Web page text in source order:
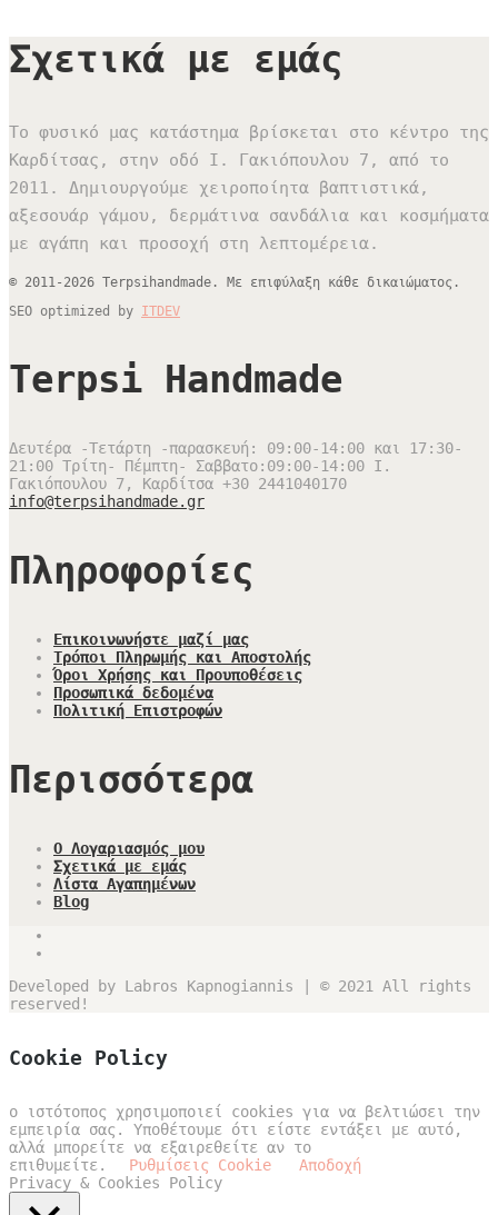
Σχετικά με εμάς
Το φυσικό μας κατάστημα βρίσκεται στο κέντρο της
Καρδίτσας, στην οδό Ι. Γακιόπουλου 7, από το
2011. Δημιουργούμε χειροποίητα βαπτιστικά,
αξεσουάρ γάμου, δερμάτινα σανδάλια και κοσμήματα
με αγάπη και προσοχή στη λεπτομέρεια.
© 2011-2026 Terpsihandmade. Με επιφύλαξη κάθε δικαιώματος.
SEO optimized by ITDEV
Terpsi Handmade
Δευτέρα -Τετάρτη -παρασκευή: 09:00-14:00 και 17:30-
21:00 Τρίτη- Πέμπτη- Σαββατο:09:00-14:00 Ι.
Γακιόπουλου 7, Καρδίτσα +30 2441040170
info@terpsihandmade.gr
Πληροφορίες
Επικοινωνήστε μαζί μας
Τρόποι Πληρωμής και Αποστολής
Όροι Χρήσης και Προυποθέσεις
Προσωπικά δεδομένα
Πολιτική Επιστροφών
Περισσότερα
Ο Λογαριασμός μου
Σχετικά με εμάς
Λίστα Αγαπημένων
Blog
Developed by Labros Kapnogiannis | © 2021 All rights
reserved!
Cookie Policy
ο ιστότοπος χρησιμοποιεί cookies για να βελτιώσει την
εμπειρία σας. Υποθέτουμε ότι είστε εντάξει με αυτό,
αλλά μπορείτε να εξαιρεθείτε αν το
επιθυμείτε.
Ρυθμίσεις Cookie
Αποδοχή
Privacy & Cookies Policy